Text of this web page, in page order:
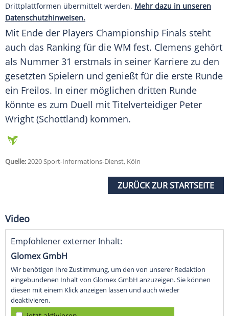
Drittplattformen übermittelt werden. Mehr dazu in unseren
Datenschutzhinweisen.
Mit Ende der Players Championship Finals steht
auch das Ranking für die WM fest. Clemens gehört
als Nummer 31 erstmals in seiner Karriere zu den
gesetzten Spielern und genießt für die erste Runde
ein Freilos. In einer möglichen dritten Runde
könnte es zum Duell mit Titelverteidiger Peter
Wright (Schottland) kommen.
Quelle:2020 Sport-Informations-Dienst, Köln
ZURÜCK ZUR STARTSEITE
Video
Empfohlener externer Inhalt:
Glomex GmbH
Wir benötigen Ihre Zustimmung, um den von unserer Redaktion
eingebundenen Inhalt von Glomex GmbH anzuzeigen. Sie können
diesen mit einem Klick anzeigen lassen und auch wieder
deaktivieren.